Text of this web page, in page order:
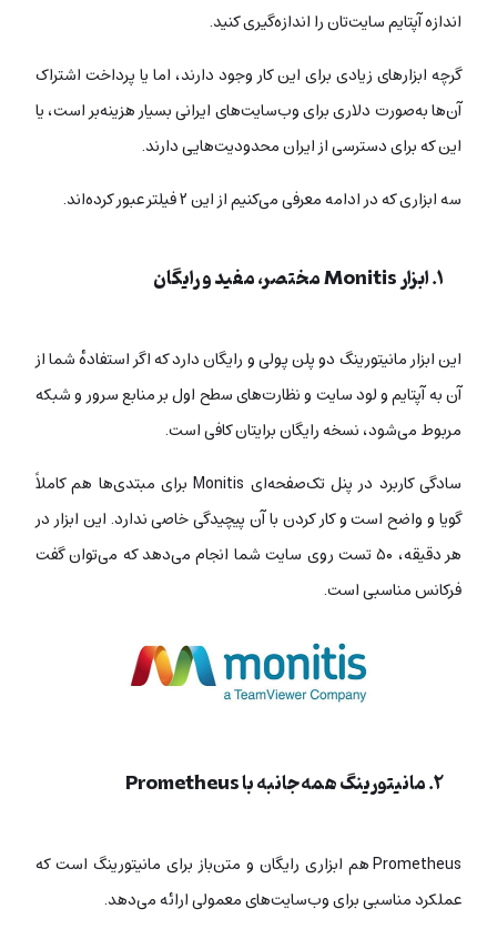
اندازه آپتایم سایت‌تان را اندازه‌گیری کنید.
گرچه ابزارهای زیادی برای این کار وجود دارند، اما یا پرداخت اشتراک
آن‌ها به‌صورت دلاری برای وب‌سایت‌های ایرانی بسیار هزینه‌بر است، یا
این که برای دسترسی از ایران محدودیت‌هایی دارند.
سه ابزاری که در ادامه معرفی می‌کنیم از این ۲ فیلتر عبور کرده‌اند.
۱. ابزار Monitis مختصر، مفید و رایگان
این ابزار مانیتورینگ دو پلن پولی و رایگان دارد که اگر استفادهٔ شما از
آن به آپتایم و لود سایت و نظارت‌های سطح اول بر منابع سرور و شبکه
مربوط می‌شود، نسخه رایگان برایتان کافی است.
سادگی کاربرد در پنل تک‌صفحه‌ای Monitis برای مبتدی‌ها هم کاملاً
گویا و واضح است و کار کردن با آن پیچیدگی خاصی ندارد. این ابزار در
هر دقیقه، ۵۰ تست روی سایت شما انجام می‌دهد که می‌توان گفت
فرکانس مناسبی است.
۲. مانیتورینگ همه‌جانبه با Prometheus
Prometheus هم ابزاری رایگان و متن‌باز برای مانیتورینگ است که
عملکرد مناسبی برای وب‌سایت‌های معمولی ارائه می‌دهد.